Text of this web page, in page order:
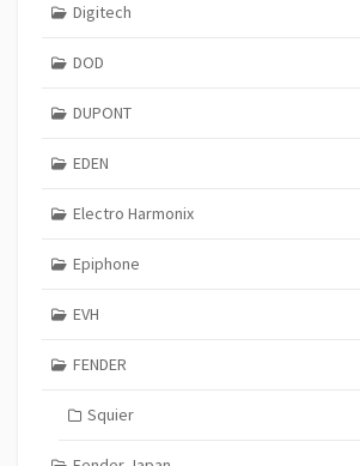
Digitech
DOD
DUPONT
EDEN
Electro Harmonix
Epiphone
EVH
FENDER
Squier